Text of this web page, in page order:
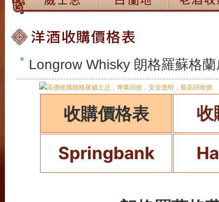
Longrow Whisky 朗格羅蘇格
收購價格表
收
Springbank